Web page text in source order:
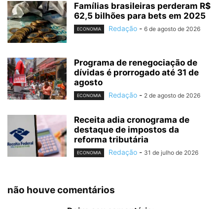
Famílias brasileiras perderam R$
62,5 bilhões para bets em 2025
ECONOMIA Redação - 6 de agosto de 2026
Programa de renegociação de
dívidas é prorrogado até 31 de
agosto
ECONOMIA Redação - 2 de agosto de 2026
Receita adia cronograma de
destaque de impostos da
reforma tributária
ECONOMIA Redação - 31 de julho de 2026
não houve comentários